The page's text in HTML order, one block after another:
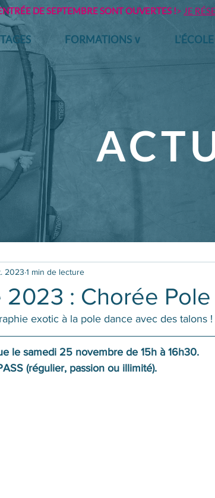
FORMATIONS ∨
DE SEPTEMBRE SONT OUVERTES !> JE
: Chorée
2023 1 min de lecture
exotic à la pole dance avec des talons !
le samedi 25 novembre de 15h à 16h30.
(régulier, passion ou illimité).